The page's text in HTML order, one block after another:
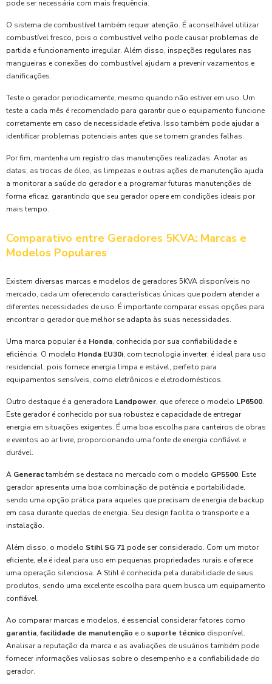
pode ser necessária com mais frequência.
O sistema de combustível também requer atenção. É aconselhável utilizar
combustível fresco, pois o combustível velho pode causar problemas de
partida e funcionamento irregular. Além disso, inspeções regulares nas
mangueiras e conexões do combustível ajudam a prevenir vazamentos e
danificações.
Teste o gerador periodicamente, mesmo quando não estiver em uso. Um
teste a cada mês é recomendado para garantir que o equipamento funcione
corretamente em caso de necessidade efetiva. Isso também pode ajudar a
identificar problemas potenciais antes que se tornem grandes falhas.
Por fim, mantenha um registro das manutenções realizadas. Anotar as
datas, as trocas de óleo, as limpezas e outras ações de manutenção ajuda
a monitorar a saúde do gerador e a programar futuras manutenções de
forma eficaz, garantindo que seu gerador opere em condições ideais por
mais tempo.
Comparativo entre Geradores 5KVA: Marcas e
Modelos Populares
Existem diversas marcas e modelos de geradores 5KVA disponíveis no
mercado, cada um oferecendo características únicas que podem atender a
diferentes necessidades de uso. É importante comparar essas opções para
encontrar o gerador que melhor se adapta às suas necessidades.
Uma marca popular é a Honda, conhecida por sua confiabilidade e
eficiência. O modelo Honda EU30i, com tecnologia inverter, é ideal para uso
residencial, pois fornece energia limpa e estável, perfeito para
equipamentos sensíveis, como eletrônicos e eletrodomésticos.
Outro destaque é a generadora Landpower, que oferece o modelo LP6500.
Este gerador é conhecido por sua robustez e capacidade de entregar
energia em situações exigentes. É uma boa escolha para canteiros de obras
e eventos ao ar livre, proporcionando uma fonte de energia confiável e
durável.
A Generactambém se destaca no mercado com o modelo GP5500. Este
gerador apresenta uma boa combinação de potência e portabilidade,
sendo uma opção prática para aqueles que precisam de energia de backup
em casa durante quedas de energia. Seu design facilita o transporte e a
instalação.
Além disso, o modelo Stihl SG 71 pode ser considerado. Com um motor
eficiente, ele é ideal para uso em pequenas propriedades rurais e oferece
uma operação silenciosa. A Stihl é conhecida pela durabilidade de seus
produtos, sendo uma excelente escolha para quem busca um equipamento
confiável.
Ao comparar marcas e modelos, é essencial considerar fatores como
garantia,facilidade de manutenção e o suporte técnico disponível.
Analisar a reputação da marca e as avaliações de usuários também pode
fornecer informações valiosas sobre o desempenho e a confiabilidade do
gerador.